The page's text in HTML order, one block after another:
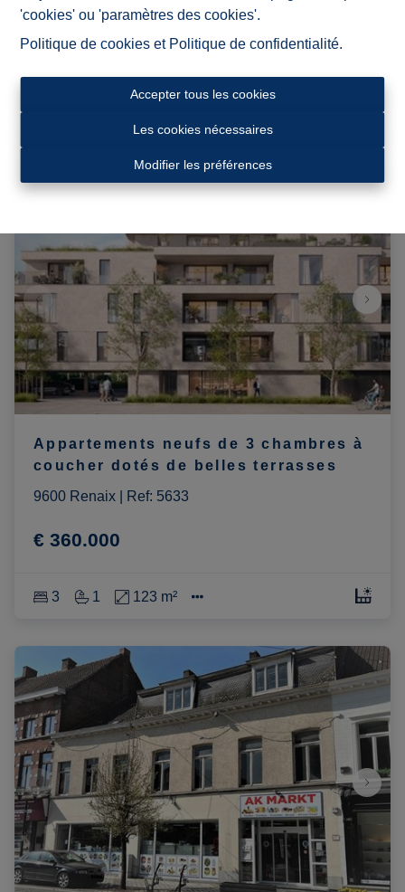
'cookies' ou 'paramètres des cookies'.
Politique de cookies et Politique de confidentialité.
Accepter tous les cookies
Les cookies nécessaires
Modifier les préférences
7760 Pottes | Ref: 5470
€ 328.195
Appartements neufs de 3 chambres à
coucher dotés de belles terrasses
9600 Renaix
Ref: 5633
€ 360.000
3 1 123 m²